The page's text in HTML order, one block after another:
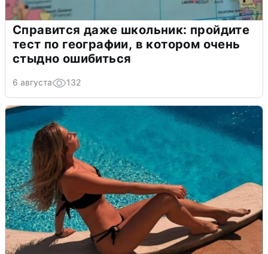
Справится даже школьник: пройдите
тест по географии, в котором очень
стыдно ошибиться
6 августа 132